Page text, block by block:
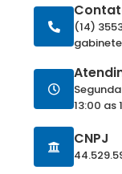
(14)
13:00 as
CNPJ